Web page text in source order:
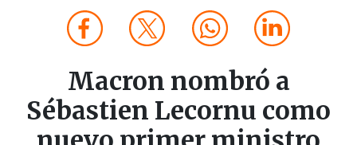
Macron nombró a
Sébastien Lecornu como